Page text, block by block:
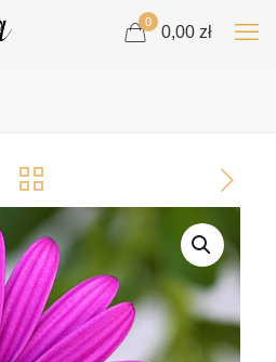
0
0,00 zł